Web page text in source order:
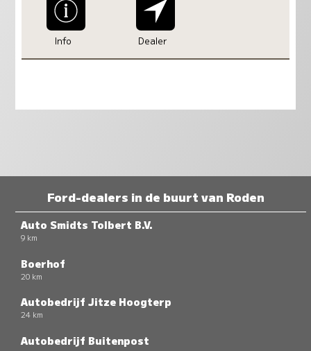
Info Dealer
Ford-dealers in de buurt van Roden
Auto Smidts Tolbert B.V.
9 km
Boerhof
20 km
Autobedrijf Jitze Hoogterp
24 km
Autobedrijf Buitenpost